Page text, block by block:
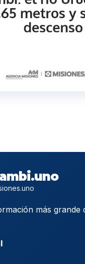
más grande